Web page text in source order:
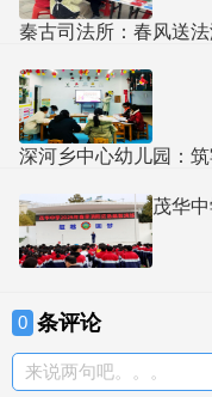
茂华
0 条评论
来说两句吧。。。